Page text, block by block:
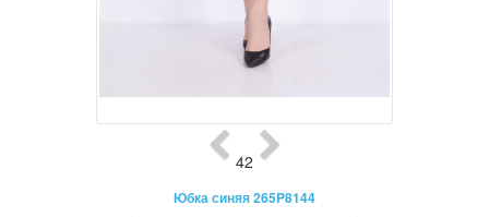
42
Юбка синяя 265P8144